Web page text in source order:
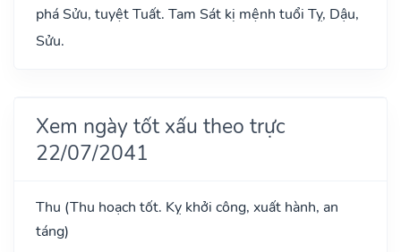
phá Sửu, tuyệt Tuất. Tam Sát kị mệnh tuổi Tỵ, Dậu,
Sửu.
Xem ngày tốt xấu theo trực
22/07/2041
Thu (Thu hoạch tốt. Kỵ khởi công, xuất hành, an
táng)